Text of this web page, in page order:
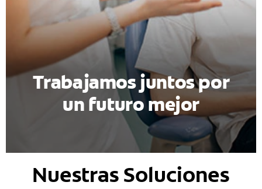
Trabajamos juntos por
un futuro mejor
Nuestras Soluciones